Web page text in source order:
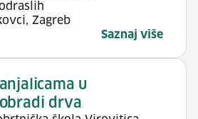
Zagreb
Saznaj više
u
drva